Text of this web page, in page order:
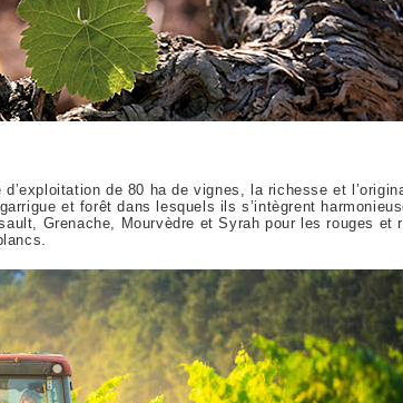
de 80 ha de vignes, la richesse et
et forêt dans lesquels ils s’intègrent
Grenache, Mourvèdre et Syrah pour les rouges et